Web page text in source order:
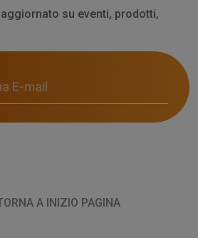
su eventi, prodotti,
A INIZIO PAGINA